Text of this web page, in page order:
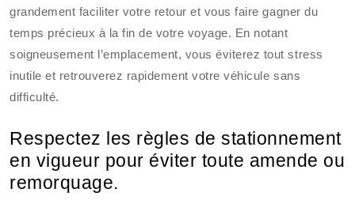
grandement faciliter votre retour et vous faire gagner du
temps précieux à la fin de votre voyage. En notant
soigneusement l’emplacement, vous éviterez tout stress
inutile et retrouverez rapidement votre véhicule sans
difficulté.
Respectez les règles de stationnement
en vigueur pour éviter toute amende ou
remorquage.